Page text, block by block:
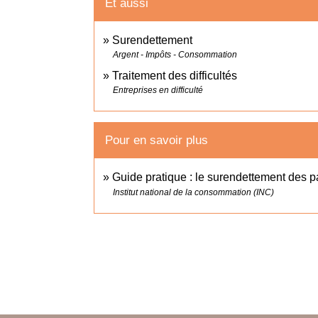
Et aussi
Surendettement
Argent - Impôts - Consommation
Traitement des difficultés
Entreprises en difficulté
Pour en savoir plus
Guide pratique : le surendettement des
Institut national de la consommation (INC)